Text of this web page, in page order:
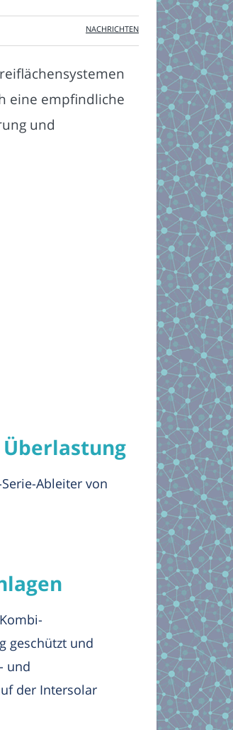
NACHRICHTEN
eine empfindliche
und
Ableiter von
geschützt und
und
der Intersolar